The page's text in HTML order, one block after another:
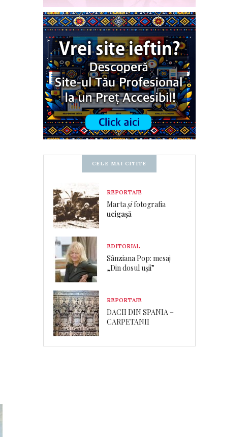
CELE MAI CITITE
REPORTAJE
Martașifotografia
ucigașă
EDITORIAL
Sânziana Pop: mesaj
„Din dosul ușii”
REPORTAJE
DACII DIN SPANIA –
CARPETANII